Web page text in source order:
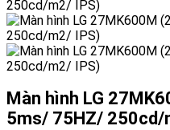
Màn hình LG
5ms/ 75HZ/ 250cd/